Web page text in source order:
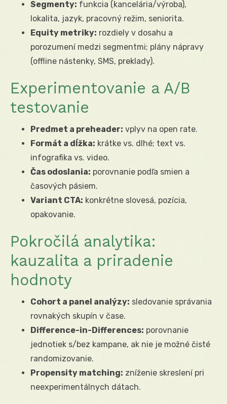
Segmenty: funkcia (kancelária/výroba),
lokalita, jazyk, pracovný režim, seniorita.
Equity metriky: rozdiely v dosahu a
porozumení medzi segmentmi; plány nápravy
(offline nástenky, SMS, preklady).
Experimentovanie a A/B
testovanie
Predmet a preheader: vplyv na open rate.
Formát a dĺžka: krátke vs. dlhé; text vs.
infografika vs. video.
Čas odoslania: porovnanie podľa smien a
časových pásiem.
Variant CTA: konkrétne slovesá, pozícia,
opakovanie.
Pokročilá analytika:
kauzalita a priradenie
hodnoty
Cohort a panel analýzy: sledovanie správania
rovnakých skupín v čase.
Difference-in-Differences: porovnanie
jednotiek s/bez kampane, ak nie je možné čisté
randomizovanie.
Propensity matching: zníženie skreslení pri
neexperimentálnych dátach.